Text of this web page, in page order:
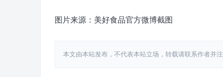
图片来源：美好食品官方微博截图
本文由本站发布，不代表本站立场，转载请联系作者并